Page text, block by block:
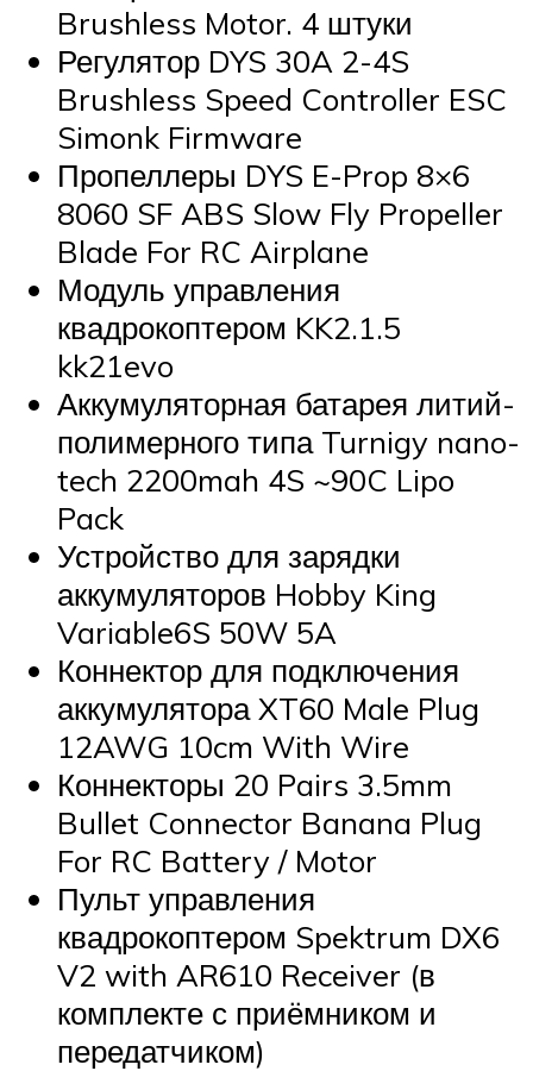
Brushless Motor. 4 штуки
Регулятор DYS 30A 2-4S
Brushless Speed Controller ESC
Simonk Firmware
Пропеллеры DYS E-Prop 8×6
8060 SF ABS Slow Fly Propeller
Blade For RC Airplane
Модуль управления
квадрокоптером KK2.1.5
kk21evo
Аккумуляторная батарея литий-
полимерного типа Turnigy nano-
tech 2200mah 4S ~90C Lipo
Pack
Устройство для зарядки
аккумуляторов Hobby King
Variable6S 50W 5A
Коннектор для подключения
аккумулятора XT60 Male Plug
12AWG 10cm With Wire
Коннекторы 20 Pairs 3.5mm
Bullet Connector Banana Plug
For RC Battery / Motor
Пульт управления
квадрокоптером Spektrum DX6
V2 with AR610 Receiver (в
комплекте с приёмником и
передатчиком)